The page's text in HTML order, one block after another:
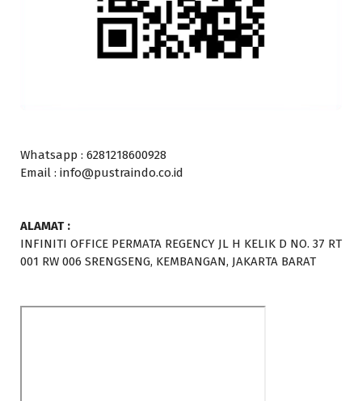
Whatsapp : 6281218600928
Email : info@pustraindo.co.id
ALAMAT :
INFINITI OFFICE PERMATA REGENCY JL H KELIK D NO. 37 RT
001 RW 006 SRENGSENG, KEMBANGAN, JAKARTA BARAT